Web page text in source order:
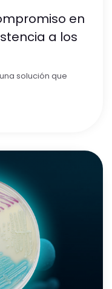
en
a los
solución que